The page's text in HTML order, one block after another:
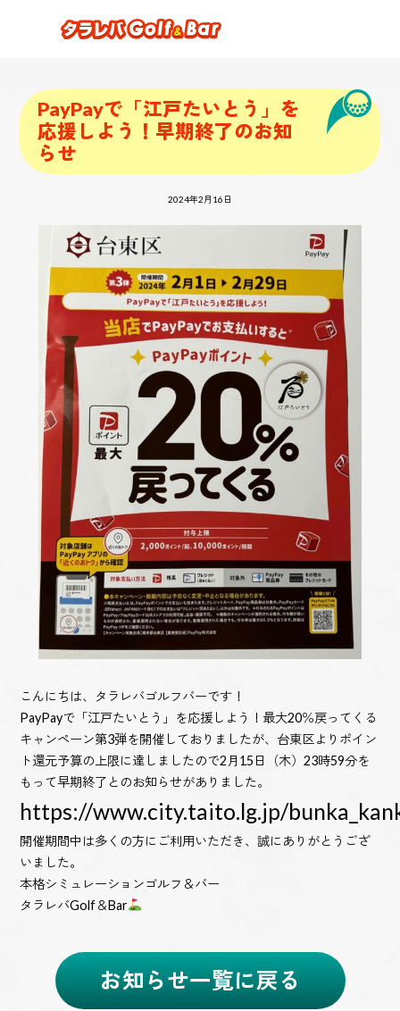
PayPayで「江戸たいとう」を
応援しよう！早期終了のお知
らせ
2024年2月16日
こんにちは、タラレバゴルフバーです！
PayPayで「江戸たいとう」を応援しよう！最大20％戻ってくる
キャンペーン第3弾を開催しておりましたが、台東区よりポイン
ト還元予算の上限に達しましたので2月15日（木）23時59分を
もって早期終了とのお知らせがありました。
https://www.city.taito.lg.jp/
開催期間中は多くの方にご利用いただき、誠にありがとうござ
いました。
本格シミュレーションゴルフ＆バー
タラレバGolf＆Bar
お知らせ一覧に戻る